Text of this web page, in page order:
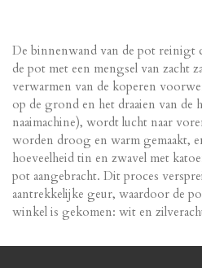
De binnenwand van de pot reinigt
de pot met een mengsel van zacht
verwarmen van de koperen
op de grond en het draaien van de
naaimachine), wordt lucht naar
worden droog en warm gemaakt,
hoeveelheid tin en zwavel met
pot aangebracht. Dit proces
aantrekkelijke geur, waardoor de
winkel is gekomen: wit en